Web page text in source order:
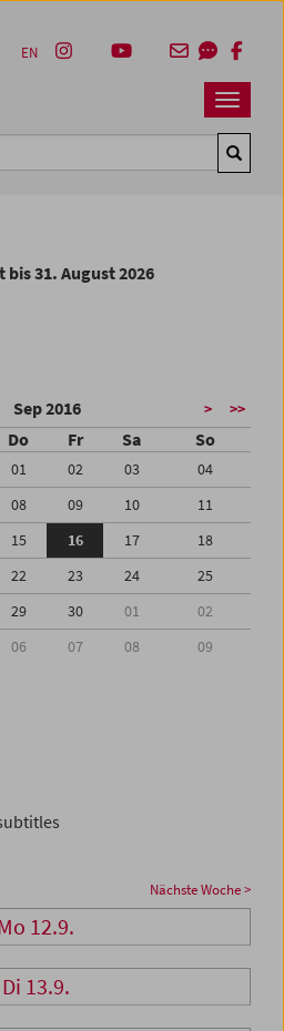
Navbar
EN
31. August 2026
Sep 2016 > >>
Do Fr Sa So
01 02 03
04
08 09 10
11
15 16 17
18
22 23 24
25
29 30 01
02
06 07 08 09
Nächste Woche >
12.9.
Di 13.9.